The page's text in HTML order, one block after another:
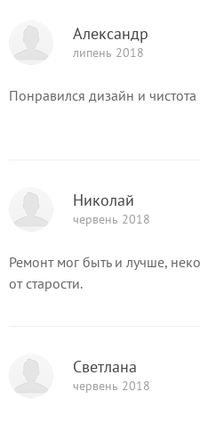
Александр
липень 2018
Понравился дизайн и
Николай
червень 2018
Ремонт мог быть и лучше,
от старости.
Светлана
червень 2018